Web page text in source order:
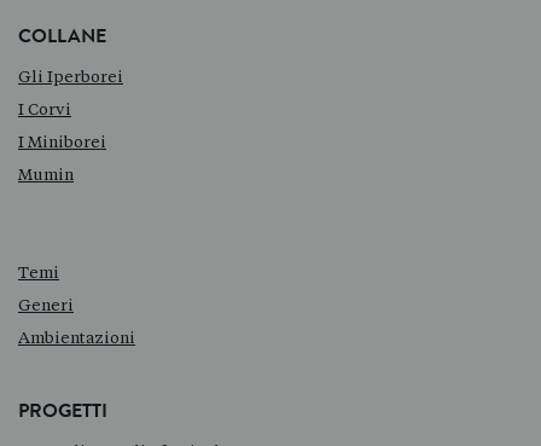
COLLANE
Gli Iperborei
I Corvi
I Miniborei
Mumin
Temi
Generi
Ambientazioni
PROGETTI